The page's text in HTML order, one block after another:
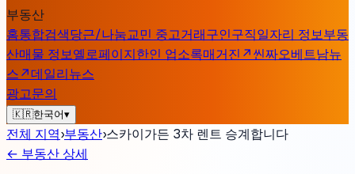
부동산
홈통합검색당근/나눔교민 중고거래구인구직일자리 정보부동
산매물 정보옐로페이지한인 업소록매거진 ↗씬짜오베트남뉴
스↗데일리뉴스
광고문의
🇰🇷한국어▾
전체 지역›부동산›스카이가든 3차 렌트 승계합니다
← 부동산 상세